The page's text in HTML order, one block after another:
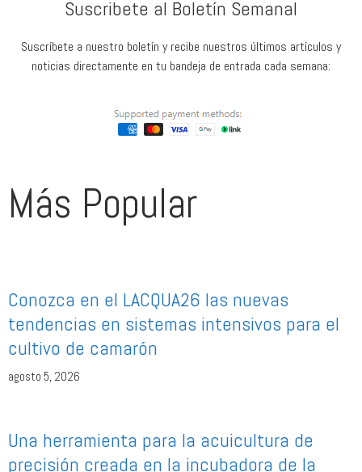
Suscribete al Boletín Semanal
Suscríbete a nuestro boletín y recibe nuestros últimos artículos y
noticias directamente en tu bandeja de entrada cada semana:
Más Popular
Conozca en el LACQUA26 las nuevas
tendencias en sistemas intensivos para el
cultivo de camarón
agosto 5, 2026
Una herramienta para la acuicultura de
precisión creada en la incubadora de la